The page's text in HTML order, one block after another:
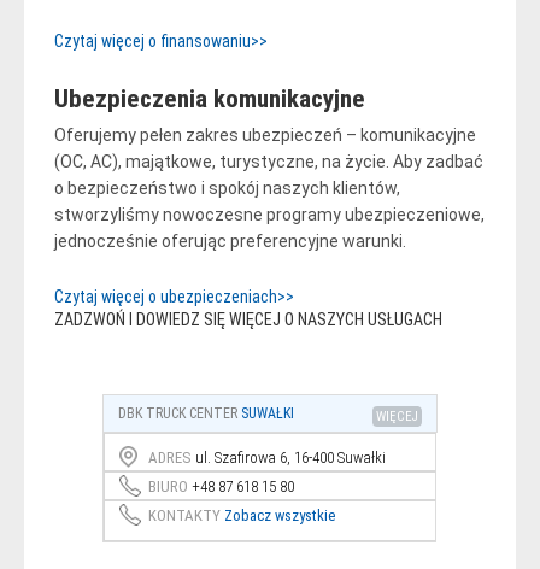
Czytaj więcej o finansowaniu>>
Ubezpieczenia komunikacyjne
Oferujemy pełen zakres ubezpieczeń – komunikacyjne
(OC, AC), majątkowe, turystyczne, na życie. Aby zadbać
o bezpieczeństwo i spokój naszych klientów,
stworzyliśmy nowoczesne programy ubezpieczeniowe,
jednocześnie oferując preferencyjne warunki.
Czytaj więcej o ubezpieczeniach>>
ZADZWOŃ I DOWIEDZ SIĘ WIĘCEJ O NASZYCH USŁUGACH
DBK TRUCK CENTER SUWAŁKI WIĘCEJ
ADRES ul. Szafirowa 6, 16-400 Suwałki
BIURO +48 87 618 15 80
KONTAKTY Zobacz wszystkie